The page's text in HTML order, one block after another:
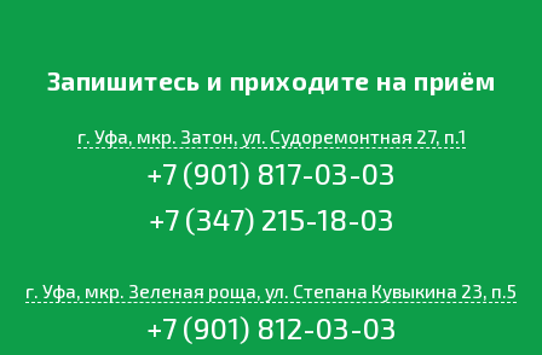
Запишитесь и приходите на приём
г. Уфа, мкр. Затон, ул. Судоремонтная 27, п.1
+7 (901) 817-03-03
+7 (347) 215-18-03
г. Уфа, мкр. Зеленая роща, ул. Степана Кувыкина 23, п.5
+7 (901) 812-03-03